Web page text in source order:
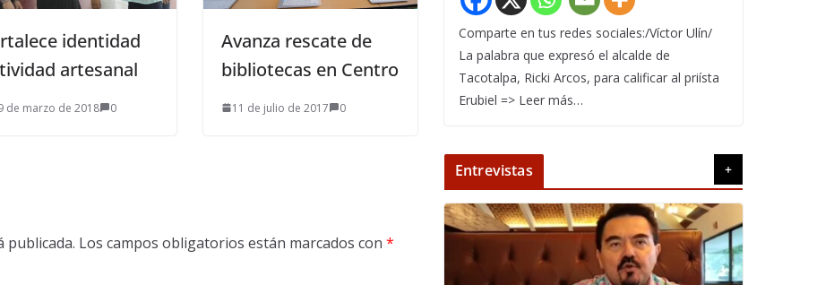
identidad
artesanal
de marzo de 2018 0
Avanza rescate de
bibliotecas en Centro
11 de julio de 2017 0
publicada. Los campos obligatorios están marcados con *
Comparte en tus redes sociales:/Víctor Ulín/
La palabra que expresó el alcalde de
Tacotalpa, Ricki Arcos, para calificar al priísta
Erubiel => Leer más…
Entrevistas +